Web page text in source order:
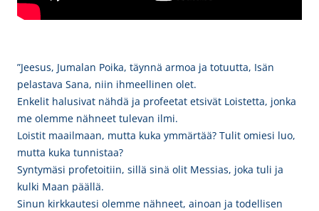
”Jeesus, Jumalan Poika, täynnä armoa ja totuutta, Isän
pelastava Sana, niin ihmeellinen olet.
Enkelit halusivat nähdä ja profeetat etsivät Loistetta, jonka
me olemme nähneet tulevan ilmi.
Loistit maailmaan, mutta kuka ymmärtää? Tulit omiesi luo,
mutta kuka tunnistaa?
Syntymäsi profetoitiin, sillä sinä olit Messias, joka tuli ja
kulki Maan päällä.
Sinun kirkkautesi olemme nähneet, ainoan ja todellisen